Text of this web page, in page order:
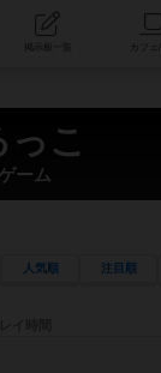
コミュニティ
こ
ーム
人気順 注目順
安となる所要時間を指定